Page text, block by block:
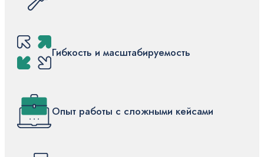
Гибкость и масштабируемость
Опыт работы с сложными кейсами